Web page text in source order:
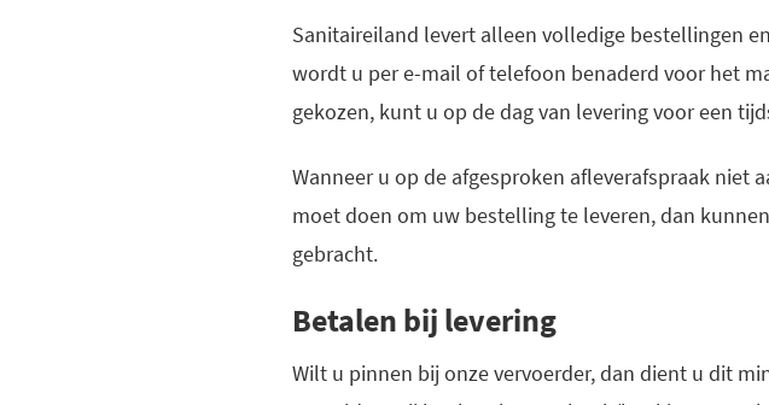
Sanitaireiland levert alleen volledige bestellingen
wordt u per e-mail of telefoon benaderd voor het
gekozen, kunt u op de dag van levering voor een
Wanneer u op de afgesproken afleverafspraak niet
moet doen om uw bestelling te leveren, dan
gebracht.
Betalen bij levering
Wilt u pinnen bij onze vervoerder, dan dient u dit